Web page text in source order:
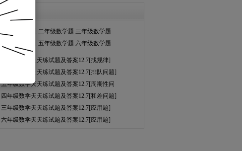
数学天天练
一年级数学题 二年级数学题 三年级数学题
四年级数学题 五年级数学题 六年级数学题
二年级数学天天练试题及答案12.7[找规律]
一年级数学天天练试题及答案12.7[排队问题]
五年级数学天天练试题及答案12.7[周期性问
四年级数学天天练试题及答案12.7[和差问题]
三年级数学天天练试题及答案12.7[应用题]
六年级数学天天练试题及答案12.7[应用题]